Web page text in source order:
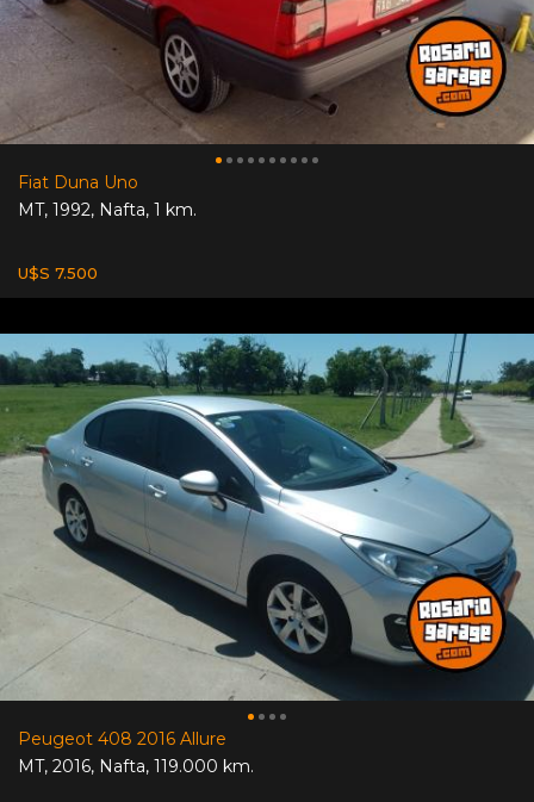
Fiat Duna Uno
MT, 1992, Nafta, 1 km.
U$S 7.500
Peugeot 408 2016 Allure
MT, 2016, Nafta, 119.000 km.